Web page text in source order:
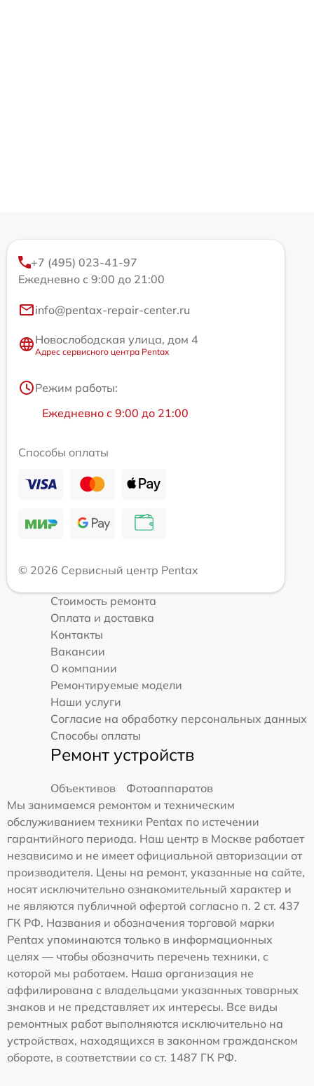
+7 (495) 023-41-97
Ежедневно с 9:00 до 21:00
info@pentax-repair-center.ru
Новослободская улица, дом 4
Адрес сервисного центра Pentax
Режим работы:
Ежедневно с 9:00 до 21:00
Способы оплаты
© 2026 Сервисный центр Pentax
Стоимость ремонта
Оплата и доставка
Контакты
Вакансии
О компании
Ремонтируемые модели
Наши услуги
Согласие на обработку персональных данных
Способы оплаты
Ремонт устройств
Объективов
Фотоаппаратов
Мы занимаемся ремонтом и техническим
обслуживанием техники Pentax по истечении
гарантийного периода. Наш центр в Москве работает
независимо и не имеет официальной авторизации от
производителя. Цены на ремонт, указанные на сайте,
носят исключительно ознакомительный характер и
не являются публичной офертой согласно п. 2 ст. 437
ГК РФ. Названия и обозначения торговой марки
Pentax упоминаются только в информационных
целях — чтобы обозначить перечень техники, с
которой мы работаем. Наша организация не
аффилирована с владельцами указанных товарных
знаков и не представляет их интересы. Все виды
ремонтных работ выполняются исключительно на
устройствах, находящихся в законном гражданском
обороте, в соответствии со ст. 1487 ГК РФ.